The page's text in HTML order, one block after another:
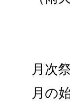
月次
月の